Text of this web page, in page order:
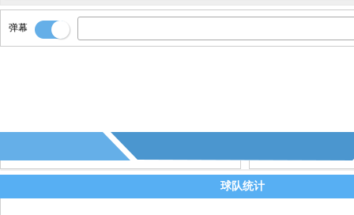
橙子 纳萨里奥直塞
橙子 古斯塔沃把球拿到，分到右侧
弹幕
球队统计